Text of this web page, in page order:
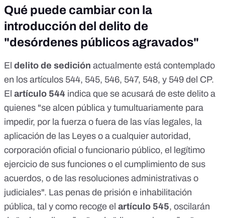
Qué puede cambiar con la
introducción del delito de
"desórdenes públicos agravados"
El delito de sedición actualmente está contemplado
en los artículos 544, 545, 546, 547, 548, y 549 del CP.
El artículo 544 indica que se acusará de este delito a
quienes "se alcen pública y tumultuariamente para
impedir, por la fuerza o fuera de las vías legales, la
aplicación de las Leyes o a cualquier autoridad,
corporación oficial o funcionario público, el legítimo
ejercicio de sus funciones o el cumplimiento de sus
acuerdos, o de las resoluciones administrativas o
judiciales". Las penas de prisión e inhabilitación
pública, tal y como recoge el artículo 545, oscilarán